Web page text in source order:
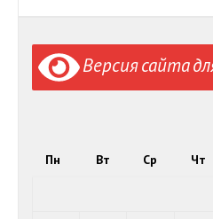
Версия сайта
Пн
Вт Ср Чт